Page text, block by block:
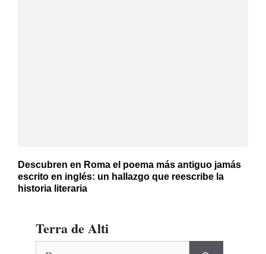
Descubren en Roma el poema más antiguo jamás
escrito en inglés: un hallazgo que reescribe la
historia literaria
Terra de Alti